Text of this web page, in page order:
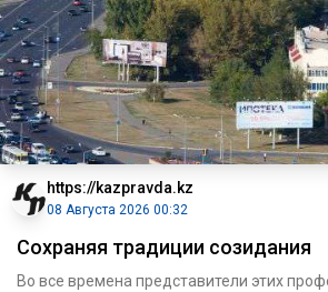
https://kazpravda.kz
08 Августа 2026 00:32
Сохраняя традиции созидания
Во все времена представители этих